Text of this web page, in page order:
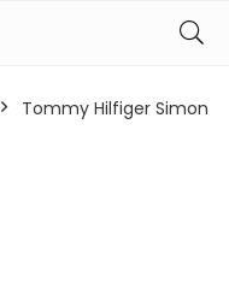
Tommy Hilfiger Simon